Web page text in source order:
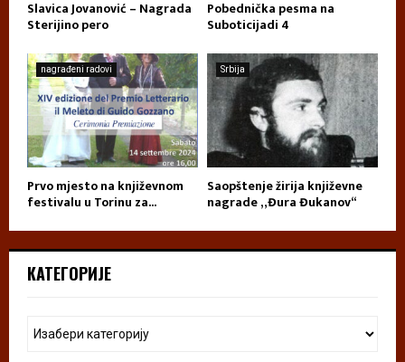
Slavica Jovanović – Nagrada
Sterijino pero
Pobednička pesma na
Suboticijadi 4
nagrađeni radovi
Prvo mjesto na književnom
festivalu u Torinu za...
Srbija
Saopštenje žirija književne
nagrade „Đura Đukanov“
КАТЕГОРИЈЕ